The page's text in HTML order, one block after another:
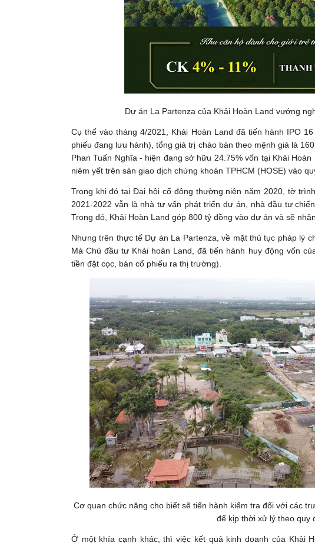
Dự án La Partenza của Khải Hoàn Land vướng
Cụ thể vào tháng 4/2021, Khải Hoàn Land đã tiến hành IPO
phiếu đang lưu hành), tổng giá trị chào bán theo mệnh giá là
Phan Tuấn Nghĩa - hiện đang sở hữu 24.75% vốn tại Khải
niêm yết trên sàn giao dịch chứng khoán TPHCM (HOSE) vào
Trong khi đó tại Đại hội cổ đông thường niên năm 2020, tờ
2021-2022 vẫn là nhà tư vấn phát triển dự án, nhà đầu tư
Trong đó, Khải Hoàn Land góp 800 tỷ đồng vào dự án và sẽ
Nhưng trên thực tế Dự án La Partenza, về mặt thủ tục pháp lý
Mà Chủ đầu tư Khải hoàn Land, đã tiến hành huy động vốn
tiền đặt cọc, bán cổ phiếu ra thị trường).
Cơ quan chức năng cho biết sẽ tiến hành kiểm tra đối với các
để kịp thời xử lý theo quy
Ở một khía cạnh khác, thì việc kết quả kinh doanh của Khải